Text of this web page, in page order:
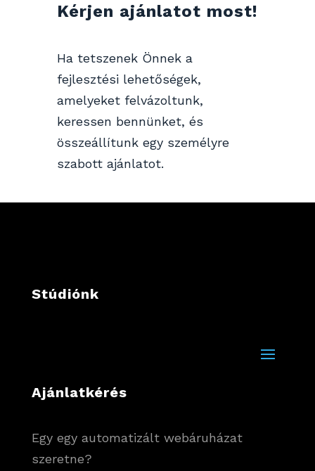
Kérjen ajánlatot most!
Ha tetszenek Önnek a
fejlesztési lehetőségek,
amelyeket felvázoltunk,
keressen bennünket, és
összeállítunk egy személyre
szabott ajánlatot.
Stúdiónk
Ajánlatkérés
Egy egy automatizált webáruházat
szeretne?